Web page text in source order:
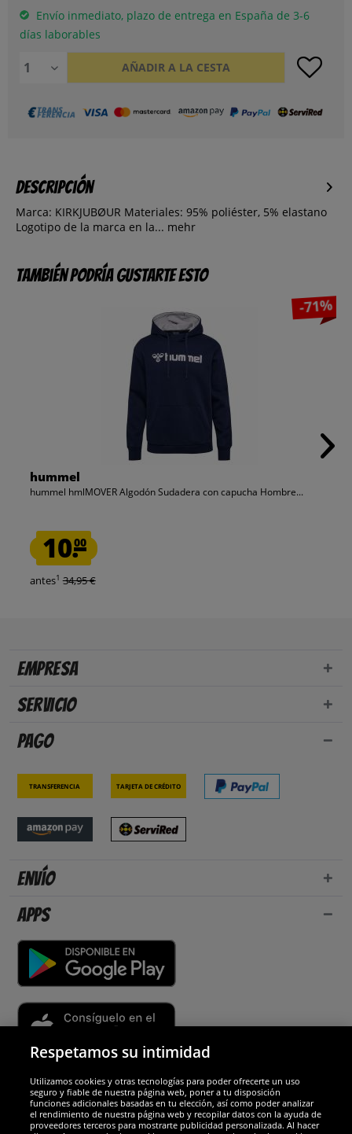
Envío inmediato, plazo de entrega en España de 3-6
días laborables
AÑADIR A LA CESTA
Descripción
Marca: KIRKJUBØUR Materiales: 95% poliéster, 5% elastano
Logotipo de la marca en la... mehr
También podría gustarte esto
-71%
hummel
hummel hmlMOVER Algodón Sudadera con capucha Hombre...
10.00
antes1 34,95 €
Empresa
Servicio
Pago
Transferencia Tarjeta de crédito
Envío
Apps
Socios y seguridad
Galardones
Respetamos su intimidad
Utilizamos cookies y otras tecnologías para poder ofrecerte un uso
seguro y fiable de nuestra página web, poner a tu disposición
funciones adicionales basadas en tu elección, así como poder analizar
el rendimiento de nuestra página web y recopilar datos con la ayuda de
proveedores terceros para mostrarte publicidad personalizada. Al hacer